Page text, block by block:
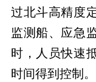
过北斗高精度
监测船、应急
时，人员快速
时间得到控制。